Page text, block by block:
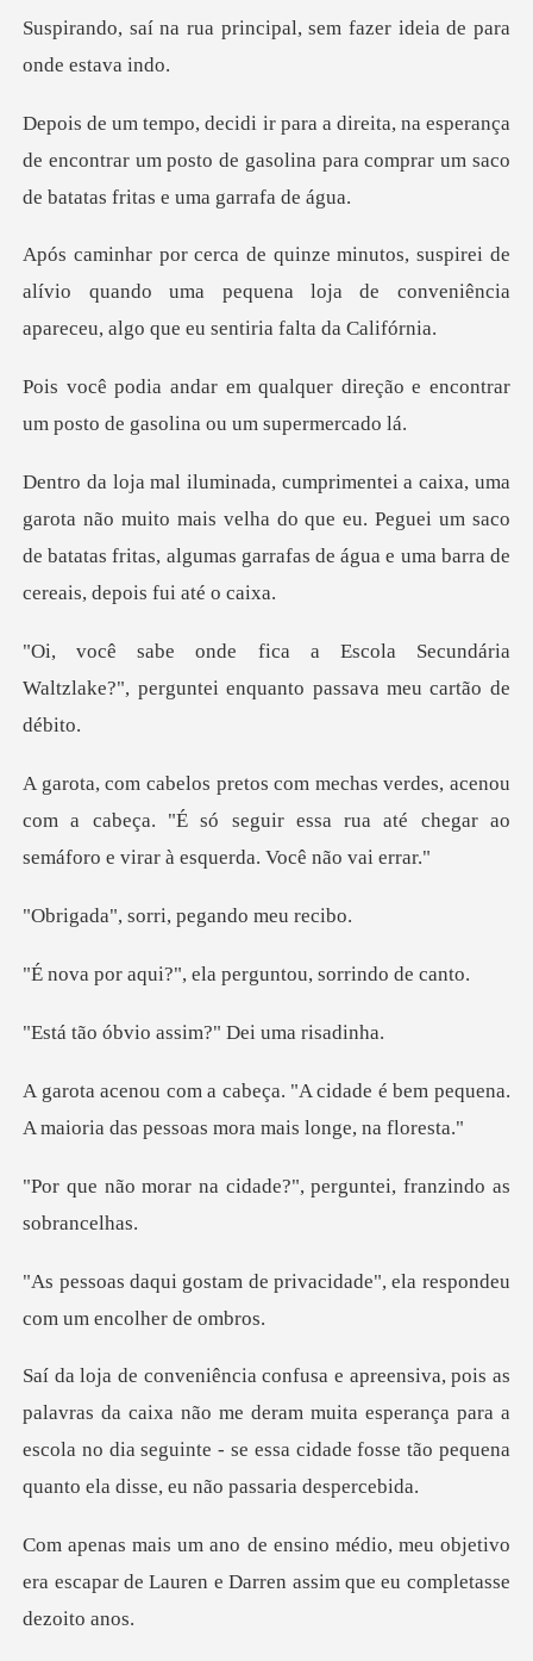
incipal, sem fazer ideia
perança
de encontrar um posto de gasolina para comp
de
alívio quando uma pequena loja de conveniência
r direção e encontrar
um posto d
muito mais velha do que eu. Peguei um saco
de batatas fritas, algum
ecundária
Waltzlake?", perguntei en
nou
com a cabeça. "É só seguir essa rua até chegar
orri, pegando
, ela perguntou, s
o assim?" Dei
dade é bem pequena.
A maioria das p
idade?", perguntei, fra
privacidade", ela responde
ixa não me deram muita esperança para a
escola no dia seguinte - se essa
eu objetivo
era escapar de Lauren e Darre